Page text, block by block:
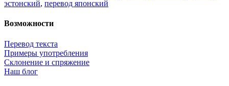
эстонский, перевод японский
Возможности
Перевод текста
Примеры употребления
Склонение и спряжение
Наш блог